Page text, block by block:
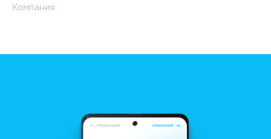
Компания